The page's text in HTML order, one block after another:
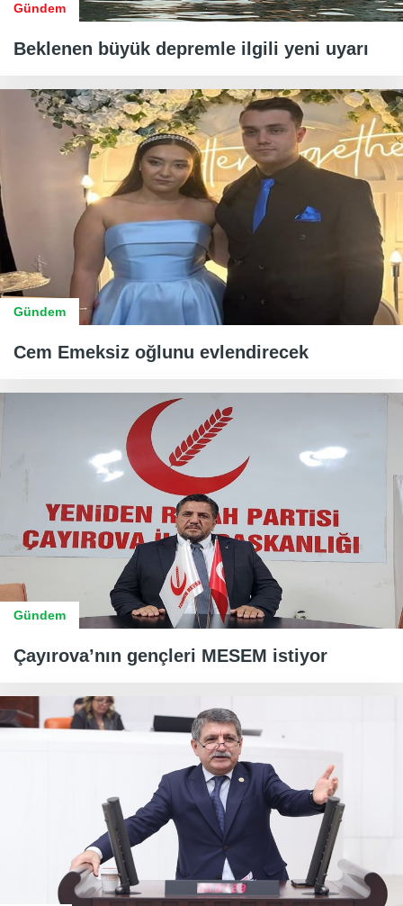
Gündem
Beklenen büyük depremle ilgili yeni uyarı
Gündem
Cem Emeksiz oğlunu evlendirecek
Gündem
Çayırova’nın gençleri MESEM istiyor